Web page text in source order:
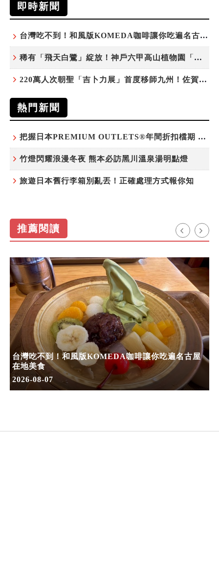
即時新聞
台灣吃不到！和風版KOMEDA咖啡讓你吃遍名古屋在地美食
稀有「飛天白鷺」綻放！神戶六甲高山植物園「鷺草」珍貴現身
220萬人次朝聖「吉卜力展」首度移師九州！佐賀站早鳥平日套票8/10搶先開賣
熱門新聞
把握日本PREMIUM OUTLETS®年間折扣檔期 越買越划算
竹燈閃耀浪漫冬夜 熊本必訪黑川溫泉湯明點燈
旅遊日本舊行李箱別亂丟！正確處理方式報你知
推薦閱讀
台灣吃不到！和風版KOMEDA咖啡讓你吃遍名古屋
在地美食
2026-08-07